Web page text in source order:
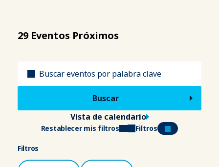
29 Eventos Próximos
Vista de calendario
Restablecer mis filtros Filtros
Filtros
Categorías Lugar